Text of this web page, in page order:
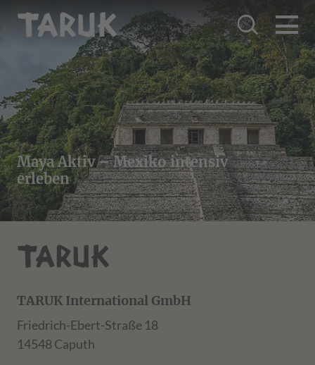
Maya Aktiv – Mexiko intensiv
erleben
TARUK International GmbH
Friedrich-Ebert-Straße 18
14548 Caputh